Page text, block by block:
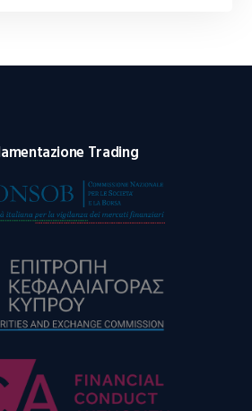
Trading